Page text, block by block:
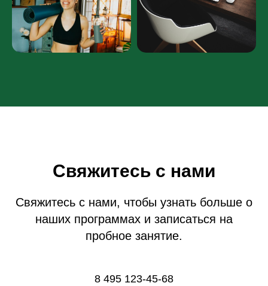
Свяжитесь с нами
Свяжитесь с нами, чтобы узнать больше о
наших программах и записаться на
пробное занятие.
8 495 123-45-68